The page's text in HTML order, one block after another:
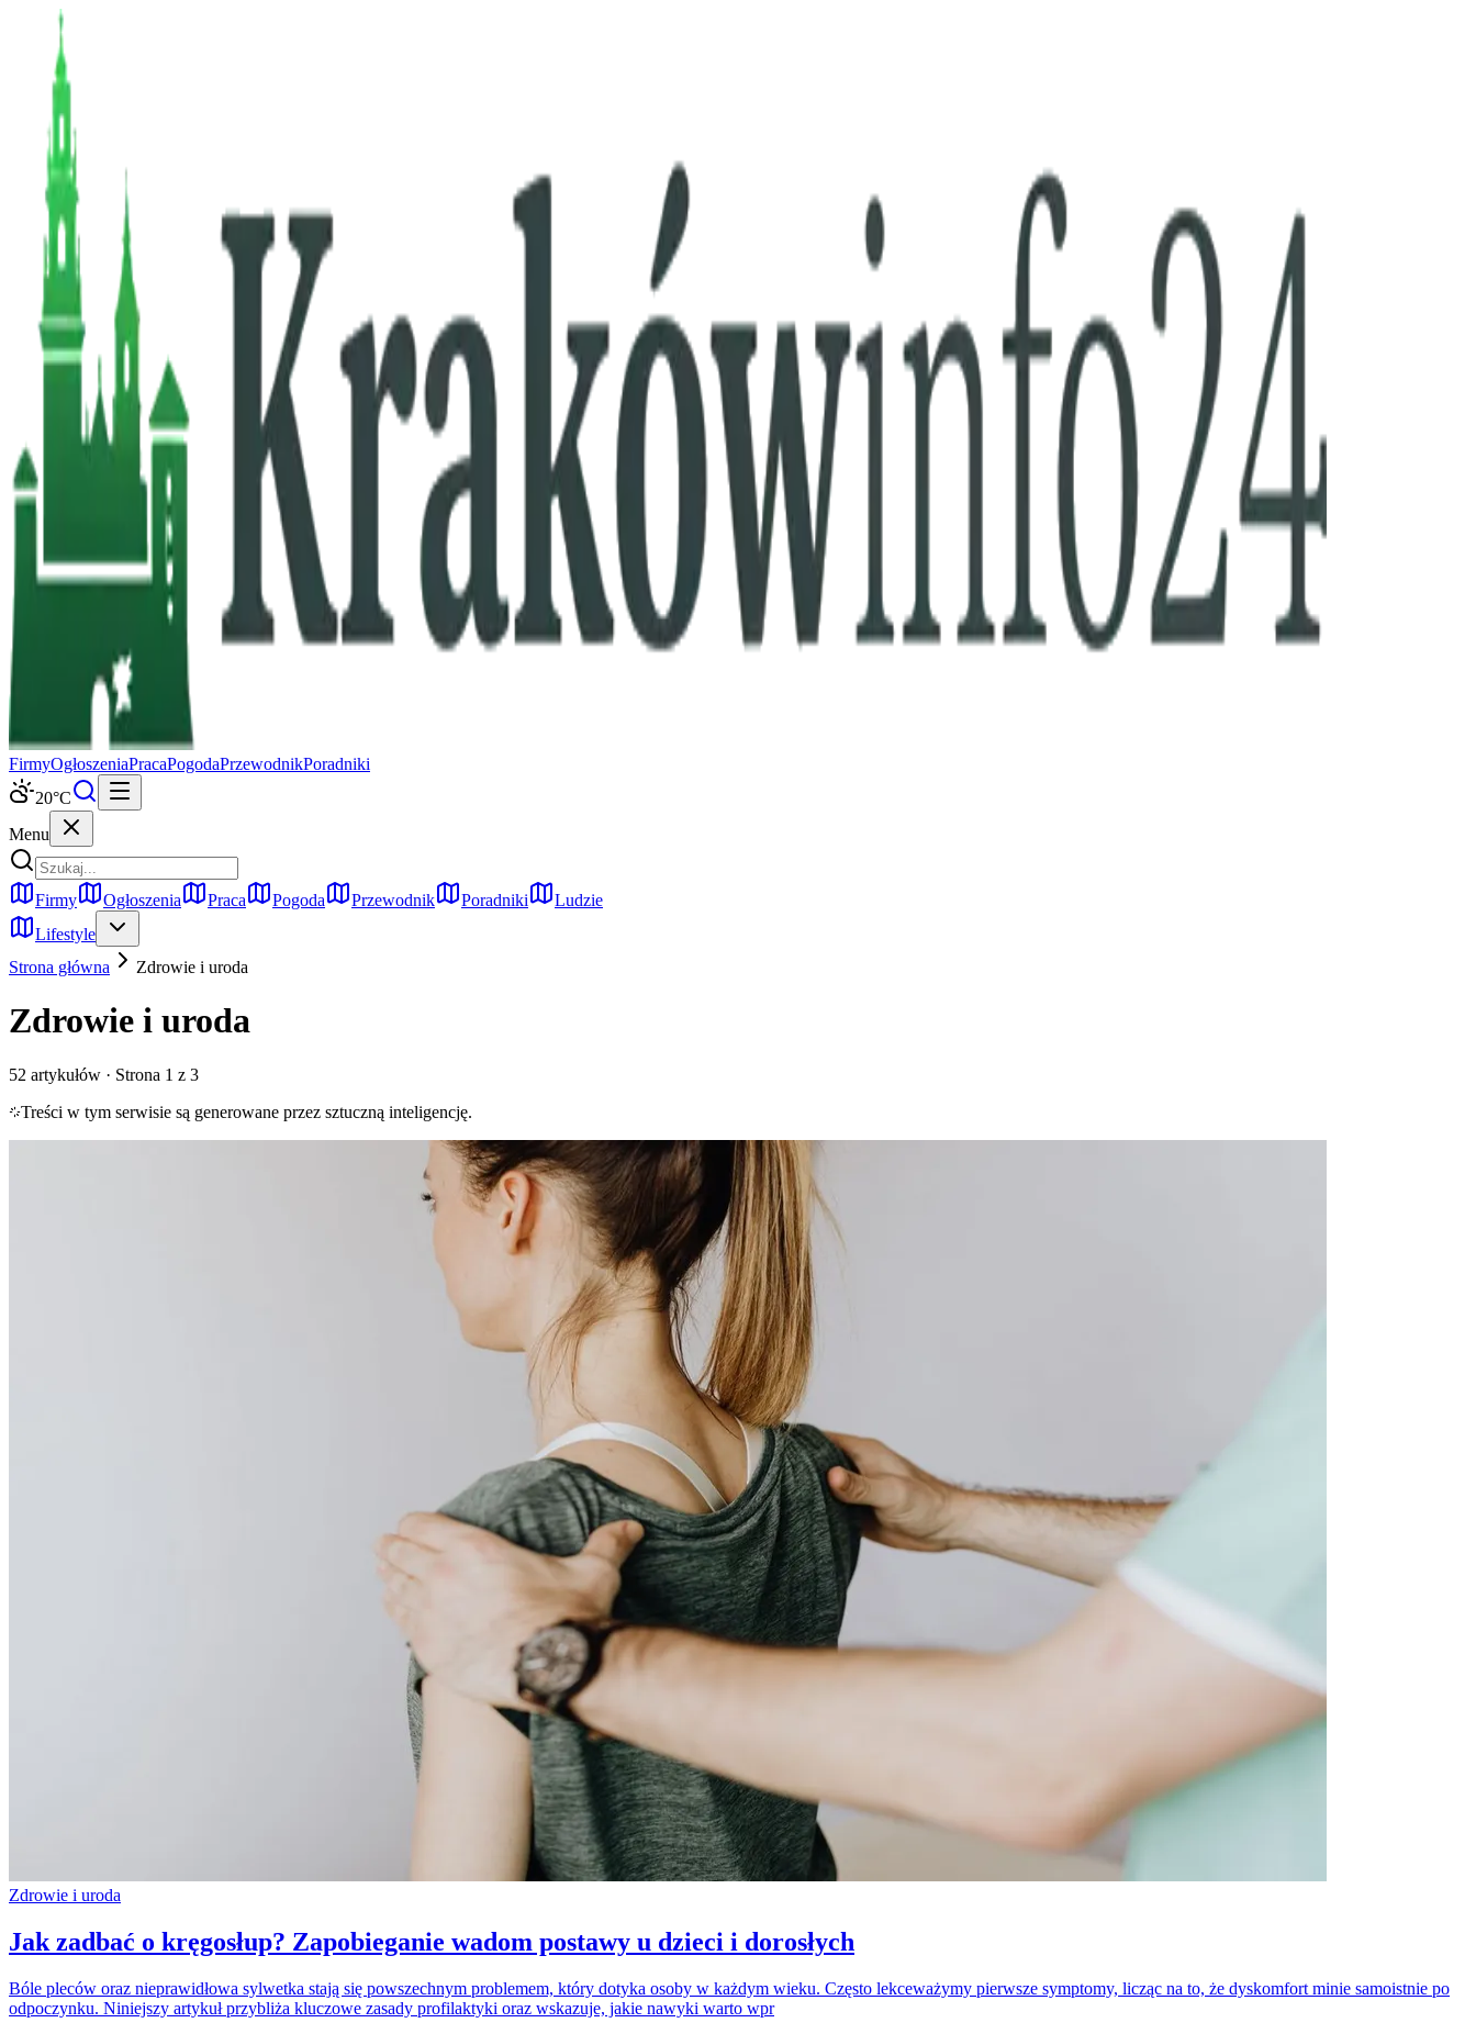
FirmyOgłoszeniaPracaPogodaPrzewodnikPoradniki
20°C
Menu
Firmy Ogłoszenia Praca Pogoda Przewodnik Poradniki
Ludzie
Lifestyle
Strona główna
Zdrowie i uroda
Zdrowie i uroda
52 artykułów · Strona 1 z 3
Treści w tym serwisie są generowane przez sztuczną inteligencję.
Zdrowie i uroda
Jak zadbać o kręgosłup? Zapobieganie wadom postawy u dzieci i dorosłych
Bóle pleców oraz nieprawidłowa sylwetka stają się powszechnym problemem, który dotyka osoby w każdym wieku. Często lekceważymy pierwsze symptomy, licząc na to, że dyskomfort minie samoistnie po
odpoczynku. Niniejszy artykuł przybliża kluczowe zasady profilaktyki oraz wskazuje, jakie nawyki warto wpr